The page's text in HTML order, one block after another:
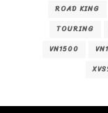
ROAD KING
TOURING
VN1500